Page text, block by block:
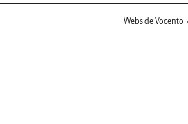
Webs de Vocento